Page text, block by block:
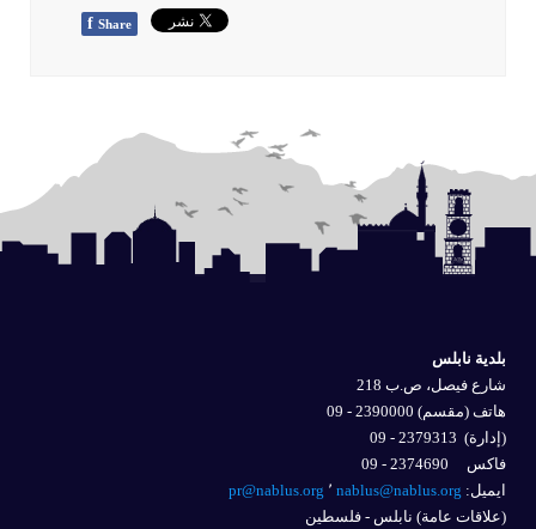
f Share
بلدية نابلس
شارع فيصل، ص.ب 218
هاتف (مقسم) 2390000 - 09
(إدارة)
فاكس 2374690 - 09
ايميل: nablus@nablus.org
pr@nablus.org
(علاقات عامة) نابلس - فلسطين